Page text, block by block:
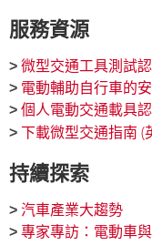
服務資源
> 微型交通工具測試
> 電動輔助自行車的
> 個人電動交通載具
> 下載微型交通指南 (
持續探索
> 汽車產業大趨勢
> 專家專訪：電動車